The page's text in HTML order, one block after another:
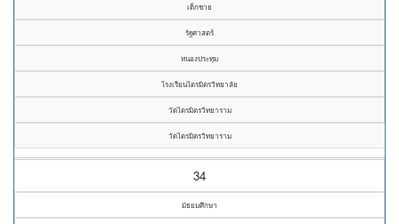
เด็กชาย
รัฐศาสตร์
หนองประทุม
โรงเรียนไตรมิตรวิทยาลัย
วัดไตรมิตรวิทยาราม
วัดไตรมิตรวิทยาราม
34
มัธยมศึกษา